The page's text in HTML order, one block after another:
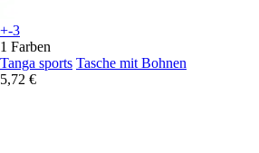
+-3
1 Farben
Tanga sports Tasche mit Bohnen
5,72 €